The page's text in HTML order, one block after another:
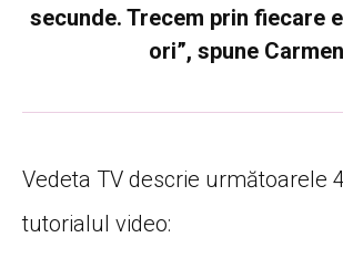
secunde. Trecem prin fiecare
ori”, spune
Vedeta TV descrie următoarele
tutorialul video: